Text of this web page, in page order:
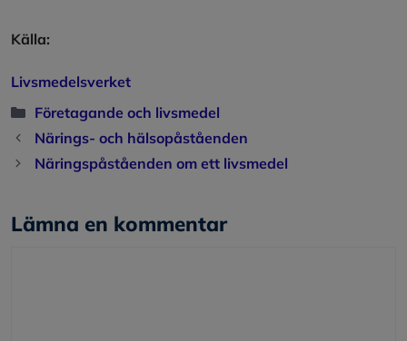
Källa:
Livsmedelsverket
Kategorier
Företagande och livsmedel
Närings- och hälsopåståenden
Näringspåståenden om ett livsmedel
Lämna en kommentar